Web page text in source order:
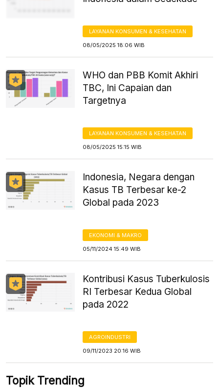
LAYANAN KONSUMEN & KESEHATAN
08/05/2025 18:06 WIB
WHO dan PBB Komit Akhiri
TBC, Ini Capaian dan
Targetnya
LAYANAN KONSUMEN & KESEHATAN
08/05/2025 15:15 WIB
Indonesia, Negara dengan
Kasus TB Terbesar ke-2
Global pada 2023
EKONOMI & MAKRO
05/11/2024 15:49 WIB
Kontribusi Kasus Tuberkulosis
RI Terbesar Kedua Global
pada 2022
AGROINDUSTRI
09/11/2023 20:16 WIB
Topik Trending